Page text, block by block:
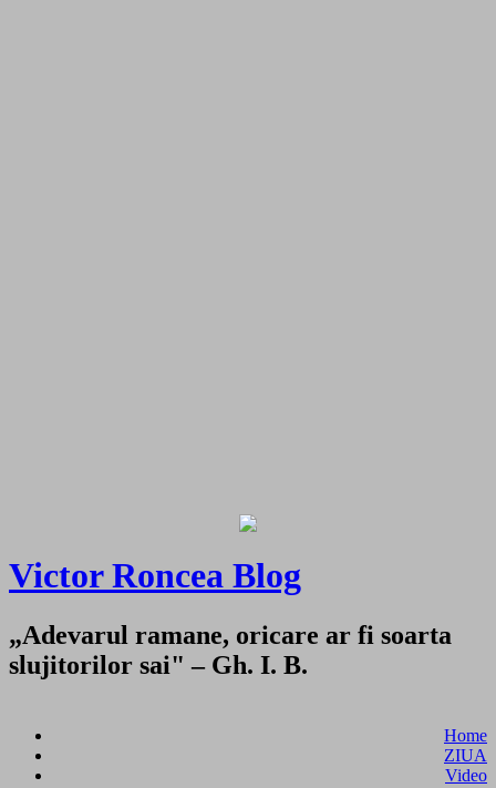
Victor Roncea Blog
„Adevarul ramane, oricare ar fi soarta
slujitorilor sai" – Gh. I. B.
Home
ZIUA
Video